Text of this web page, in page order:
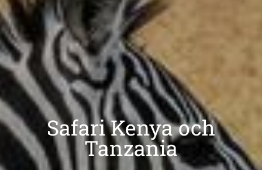
Safari Kenya och
Tanzania